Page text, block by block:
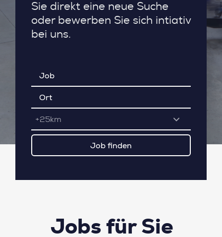
Sie direkt eine neue Suche
oder bewerben Sie sich intiativ
bei uns.
+25km